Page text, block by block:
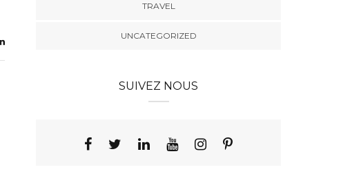
TRAVEL
UNCATEGORIZED
SUIVEZ NOUS